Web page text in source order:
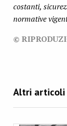
costanti,
normative
©